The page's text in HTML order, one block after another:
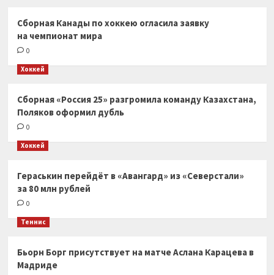
Сборная Канады по хоккею огласила заявку
на чемпионат мира
0
Хоккей
Сборная «Россия 25» разгромила команду Казахстана,
Поляков оформил дубль
0
Хоккей
Гераськин перейдёт в «Авангард» из «Северстали»
за 80 млн рублей
0
Теннис
Бьорн Борг присутствует на матче Аслана Карацева в
Мадриде